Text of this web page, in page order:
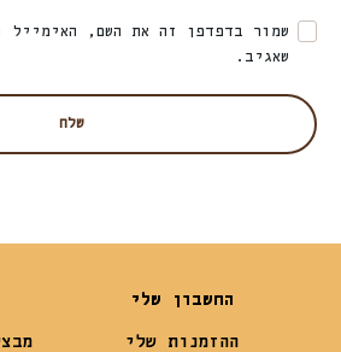
שמור בדפדפן זה את השם, האימייל
שאגיב.
החשבון שלי
ההזמנות שלי